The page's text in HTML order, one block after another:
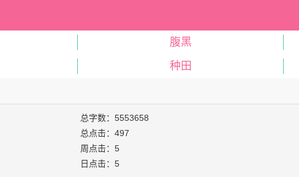
腹黑
种田
总字数：5553658
总点击：497
周点击：5
日点击：5